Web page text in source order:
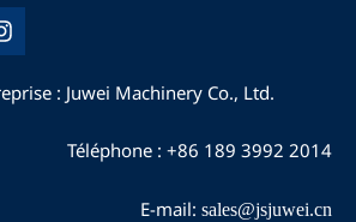
I
n
s
t
a
: Juwei Machinery Co., Ltd.
Téléphone : +86 189 3992 2014
E-mail: sales@jsjuwei.cn